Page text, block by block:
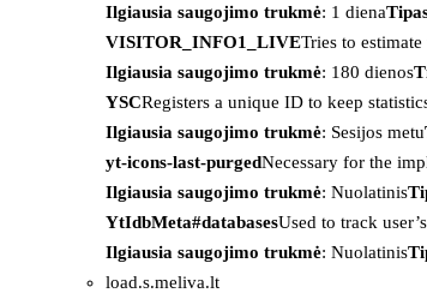
Ilgiausia saugojimo trukmė: 1 diena
VISITOR_INFO1_LIVETries to
Ilgiausia saugojimo trukmė: 180 dienos
YSCRegisters a unique ID to keep
Ilgiausia saugojimo trukmė: Sesijos metu
yt-icons-last-purgedNecessary for the
Ilgiausia saugojimo trukmė: Nuolatinis
YtIdbMeta#databasesUsed to track
Ilgiausia saugojimo trukmė: Nuolatinis
load.s.meliva.lt